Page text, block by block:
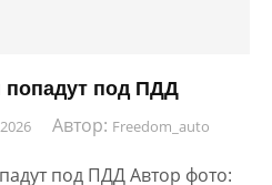
под ПДД
Автор: Freedom_auto
под ПДД Автор фото: